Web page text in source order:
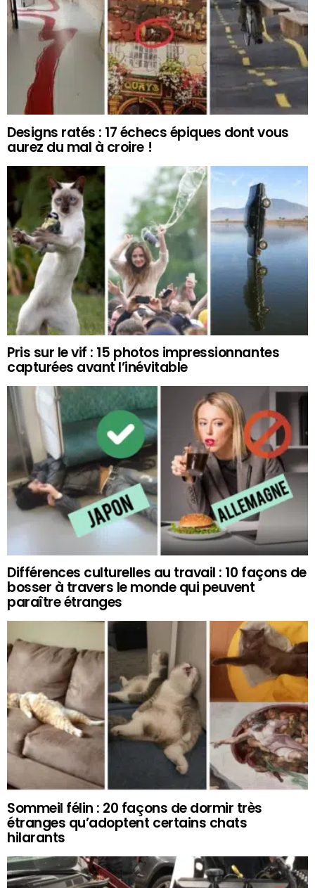
Designs ratés : 17 échecs épiques dont vous
aurez du mal à croire !
Pris sur le vif : 15 photos impressionnantes
capturées avant l’inévitable
Différences culturelles au travail : 10 façons de
bosser à travers le monde qui peuvent
paraître étranges
Sommeil félin : 20 façons de dormir très
étranges qu’adoptent certains chats
hilarants